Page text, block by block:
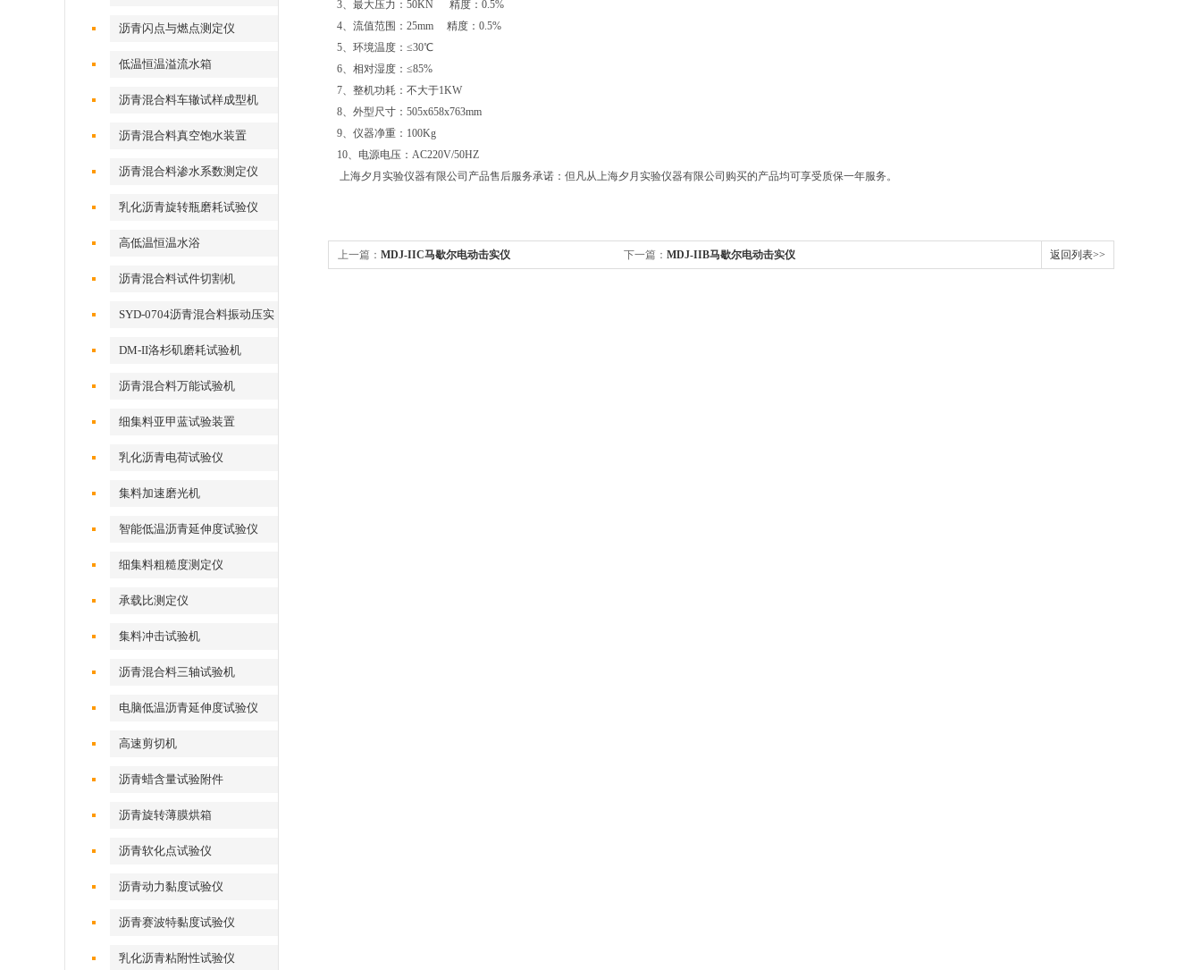
3、最大压力：50KN 精度：0.5%
4、流值范围：25mm 精度：0.5%
5、环境温度：≤30℃
6、相对湿度：≤85%
7、整机功耗：不大于1KW
8、外型尺寸：505x658x763mm
9、仪器净重：100Kg
10、电源电压：AC220V/50HZ
上海夕月实验仪器有限公司产品售后服务承诺：但凡从上海夕月实验仪器有限公司购买的产品均可享受质保一年服务。
上一篇： MDJ-IIC马歇尔电动击实仪 下一篇： MDJ-IIB马歇尔电动击实仪 返回列表>>
沥青闪点与燃点测定仪
低温恒温溢流水箱
沥青混合料车辙试样成型机
沥青混合料真空饱水装置
沥青混合料渗水系数测定仪
乳化沥青旋转瓶磨耗试验仪
高低温恒温水浴
沥青混合料试件切割机
SYD-0704沥青混合料振动压实
DM-II洛杉矶磨耗试验机
沥青混合料万能试验机
细集料亚甲蓝试验装置
乳化沥青电荷试验仪
集料加速磨光机
智能低温沥青延伸度试验仪
细集料粗糙度测定仪
承载比测定仪
集料冲击试验机
沥青混合料三轴试验机
电脑低温沥青延伸度试验仪
高速剪切机
沥青蜡含量试验附件
沥青旋转薄膜烘箱
沥青软化点试验仪
沥青动力黏度试验仪
沥青赛波特黏度试验仪
乳化沥青粘附性试验仪